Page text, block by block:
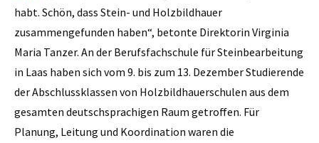
habt. Schön, dass Stein- und Holzbildhauer
zusammengefunden haben“, betonte Direktorin Virginia
Maria Tanzer. An der Berufsfachschule für Steinbearbeitung
in Laas haben sich vom 9. bis zum 13. Dezember Studierende
der Abschlussklassen von Holzbildhauerschulen aus dem
gesamten deutschsprachigen Raum getroffen. Für
Planung, Leitung und Koordination waren die